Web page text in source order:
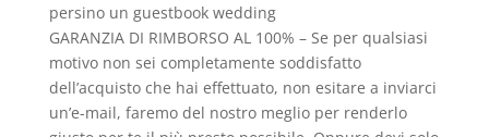
persino un guestbook wedding
GARANZIA DI RIMBORSO AL 100% – Se per qualsiasi
motivo non sei completamente soddisfatto
dell’acquisto che hai effettuato, non esitare a inviarci
un’e-mail, faremo del nostro meglio per renderlo